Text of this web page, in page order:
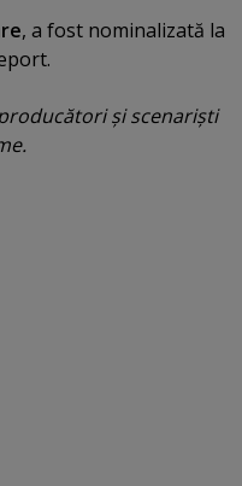
, a fost nominalizată la
şi scenarişti